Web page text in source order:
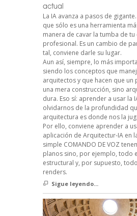
actual
La IA avanza a pasos de
que sólo es una herramienta
manera de cavar la tumba de tu
profesional. Es un cambio de
tal, conviene darle su lugar.
Aun así, siempre, lo más
siendo los conceptos que
arquitectos y que hacen que un
una mera construcción, sino
dura. Eso sí: aprender a usar la
olvidarnos de la profundidad
arquitectura es donde nos la
Por ello, conviene aprender a
aplicación de Arquitectur-IA en
simple COMANDO DE VOZ
planos sino, por ejemplo, todo
estructural y, por supuesto,
renders.
Sigue leyendo...